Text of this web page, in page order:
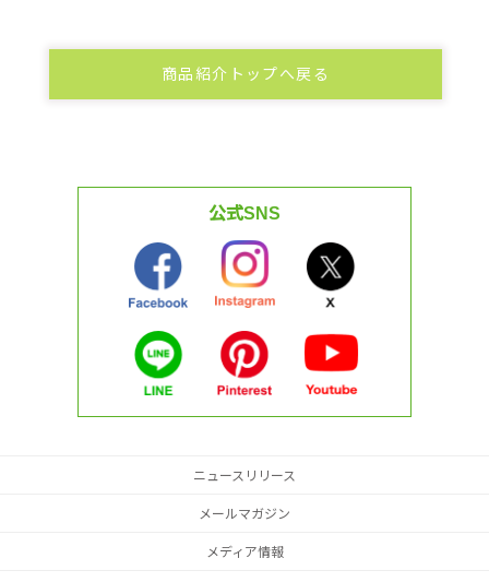
商品紹介トップへ戻る
公式SNS
ニュースリリース
メールマガジン
メディア情報